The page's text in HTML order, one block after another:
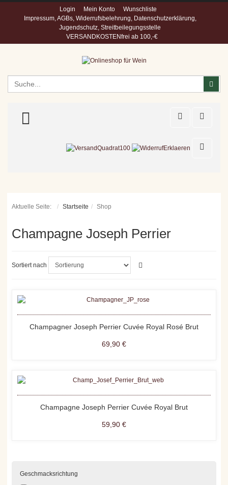
Login Mein Konto
Wunschliste
Impressum, AGBs, Widerrufsbelehrung, Datenschutzerklärung,
Jugendschutz, Streitbeilegungsstelle
VERSANDKOSTENfrei ab 100,-€
TOGGLE MENU
Aktuelle Seite: Startseite Shop
Champagne Joseph Perrier
Sortiert nach
Champagner Joseph Perrier Cuvée Royal Rosé Brut
69,90 €
Champagne Joseph Perrier Cuvée Royal Brut
59,90 €
Geschmacksrichtung